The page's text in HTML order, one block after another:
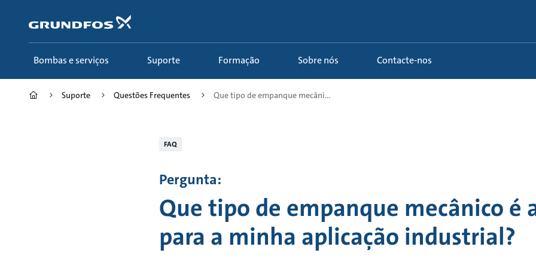
conteúdo
principal
Bombas e serviços Suporte Formação Sobre nós Contacte-nos
Suporte Questões Frequentes Que tipo de empanque mecâni...
FAQ
Pergunta:
Que tipo de empanque mecânico é
para a minha aplicação industrial?